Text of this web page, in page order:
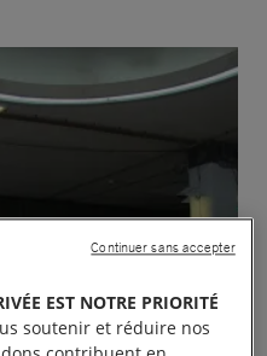
EST NOTRE PRIORITÉ
soutenir et réduire nos
Continuer sans accepter